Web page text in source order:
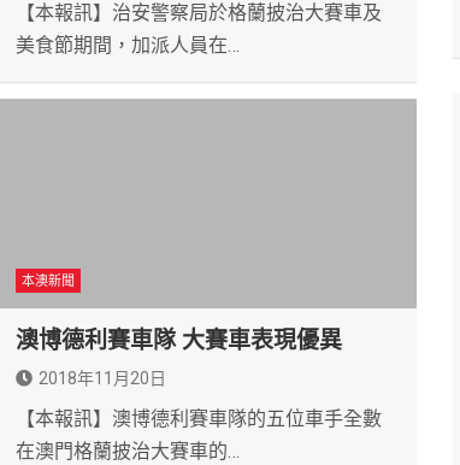
【本報訊】治安警察局於格蘭披治大賽車及
美食節期間，加派人員在…
本澳新聞
澳博德利賽車隊 大賽車表現優異
2018年11月20日
【本報訊】澳博德利賽車隊的五位車手全數
在澳門格蘭披治大賽車的…